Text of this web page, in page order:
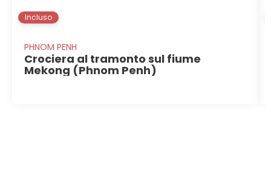
Incluso
PHNOM PENH
Crociera al tramonto sul fiume
Mekong (Phnom Penh)